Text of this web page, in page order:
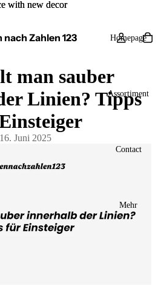
with new decor
with new decor
nach Zahlen 123 Homepage
Assortiment
Contact
Mehr
man sauber
Linien? Tipps
16. Juni 2025